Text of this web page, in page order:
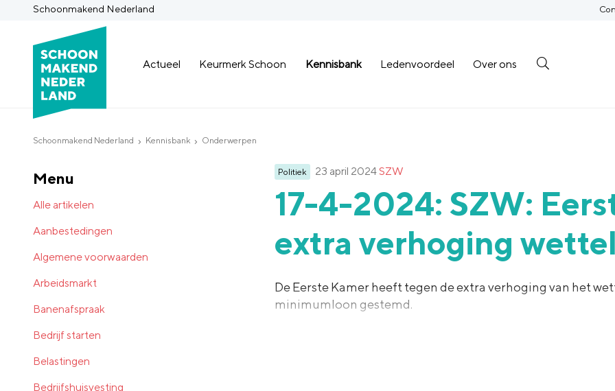
Schoonmakend Nederland
Actueel Keurmerk Schoon Kennisbank Ledenvoordeel Over ons
Schoonmakend Nederland Kennisbank Onderwerpen
Politiek 23 april 2024SZW
17-4-2024: SZW:
extra verhoging
De Eerste Kamer heeft tegen de extra verhoging van het
minimumloon gestemd.
Menu
Alle artikelen
Aanbestedingen
Algemene voorwaarden
Arbeidsmarkt
Banenafspraak
Bedrijf starten
Belastingen
Bedrijfshuisvesting